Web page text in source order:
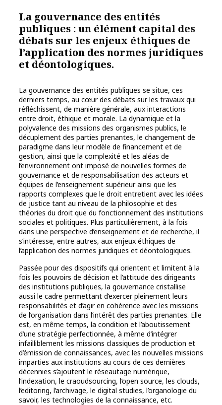
La gouvernance des entités
publiques : un élément capital des
débats sur les enjeux éthiques de
l’application des normes juridiques
et déontologiques.
La gouvernance des entités publiques se situe, ces
derniers temps, au cœur des débats sur les travaux qui
réfléchissent, de manière générale, aux interactions
entre droit, éthique et morale. La dynamique et la
polyvalence des missions des organismes publics, le
décuplement des parties prenantes, le changement de
paradigme dans leur modèle de financement et de
gestion, ainsi que la complexité et les aléas de
l’environnement ont imposé de nouvelles formes de
gouvernance et de responsabilisation des acteurs et
équipes de l’enseignement supérieur ainsi que les
rapports complexes que le droit entretient avec les idées
de justice tant au niveau de la philosophie et des
théories du droit que du fonctionnement des institutions
sociales et politiques. Plus particulièrement, à la fois
dans une perspective d’enseignement et de recherche, il
s’intéresse, entre autres, aux enjeux éthiques de
l’application des normes juridiques et déontologiques.
Passée pour des dispositifs qui orientent et limitent à la
fois les pouvoirs de décision et l’attitude des dirigeants
des institutions publiques, la gouvernance cristallise
aussi le cadre permettant d’exercer pleinement leurs
responsabilités et d’agir en cohérence avec les missions
de l’organisation dans l’intérêt des parties prenantes. Elle
est, en même temps, la condition et l’aboutissement
d’une stratégie perfectionnée, à même d’intégrer
infailliblement les missions classiques de production et
d’émission de connaissances, avec les nouvelles missions
imparties aux institutions au cours de ces dernières
décennies s’ajoutent le réseautage numérique,
l’indexation, le craoudsourcing, l’open source, les clouds,
l’editoring, l’archivage, le digital studies, l’organologie du
savoir, les technologies de la connaissance, etc.